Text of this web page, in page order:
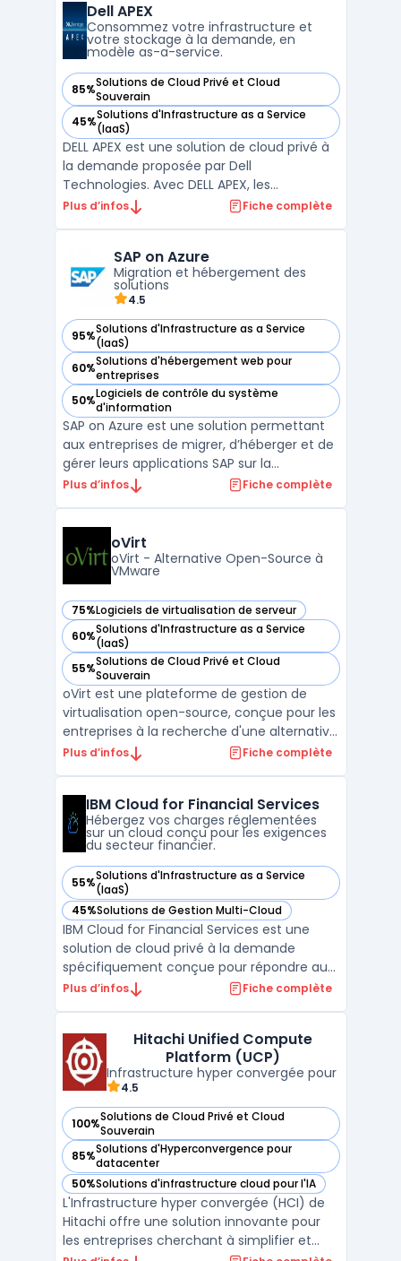
le RGPD, tout en assurant la maîtrise de
leurs données. Le ...
Dell APEX
Consommez votre infrastructure et
votre stockage à la demande, en
modèle as-a-service.
85%Solutions de Cloud Privé et Cloud
Souverain
— voir Dell APEX dans cette catégorie
45%Solutions d'Infrastructure as a Service
(IaaS)
— voir Dell APEX dans cette catégorie
DELL APEX est une solution de cloud privé à
la demande proposée par Dell
Technologies. Avec DELL APEX, les
entreprises peuvent bénéficier d'une
spécifiques. Grâce à la capacité de
provisionner rapidement les ressources, les
Plus d’infos Fiche complète
SAP on Azure
Migration et hébergement des
solutions
4.5
95%Solutions d'Infrastructure as a Service
(IaaS)
— voir SAP on Azure dans cette catégorie
60%Solutions d'hébergement web pour
entreprises
— voir SAP on Azure dans cette catégorie
50%Logiciels de contrôle du système
d'information
— voir SAP on Azure dans cette catégorie
SAP on Azure est une solution permettant
aux entreprises de migrer, d’héberger et de
gérer leurs applications SAP sur la
plateforme Microsoft Azure. Cette offre
cloud Azure, permettant aux organisations
d'optimiser leur ...
Plus d’infos Fiche complète
oVirt
oVirt - Alternative Open-Source à
VMware
75%Logiciels de virtualisation de serveur
— voir oVirt dans cette catégorie
60%Solutions d'Infrastructure as a Service
(IaaS)
— voir oVirt dans cette catégorie
55%Solutions de Cloud Privé et Cloud
Souverain
— voir oVirt dans cette catégorie
oVirt est une plateforme de gestion de
virtualisation open-source, conçue pour les
entreprises à la recherche d'une alternative
robuste à VMware vCenter. En tant que
pour la gestion centralisée de
l'infrastructure vir ...
Plus d’infos Fiche complète
IBM Cloud for Financial Services
Hébergez vos charges réglementées
sur un cloud conçu pour les exigences
du secteur financier.
55%Solutions d'Infrastructure as a Service
(IaaS)
— voir IBM Cloud for Financial Services dans cette catégorie
45%Solutions de Gestion Multi-Cloud
— voir IBM Cloud for Financial Services dans cette catégorie
IBM Cloud for Financial Services est une
solution de cloud privé à la demande
spécifiquement conçue pour répondre aux
besoins des entreprises du secteur
permettant aux institutions financières de
migrer leurs charges de ...
Plus d’infos Fiche complète
Hitachi Unified Compute
Platform (UCP)
Infrastructure hyper convergée pour
4.5
100%Solutions de Cloud Privé et Cloud
Souverain
— voir Hitachi Unified Compute Platform (UCP) dans cette
85%Solutions d'Hyperconvergence pour
datacenter
— voir Hitachi Unified Compute Platform (UCP) dans cette
50%Solutions d'infrastructure cloud pour l'IA
— voir Hitachi Unified Compute Platform (UCP) dans cette
L'Infrastructure hyper convergée (HCI) de
Hitachi offre une solution innovante pour
les entreprises cherchant à simplifier et